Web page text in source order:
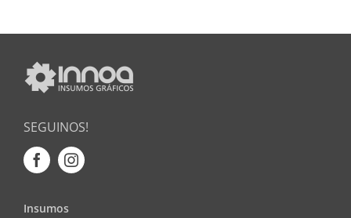
SEGUINOS!
Insumos